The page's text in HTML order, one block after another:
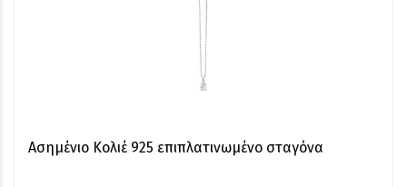
Ασημένιο Κολιέ 925 επιπλατινωμένο σταγόνα